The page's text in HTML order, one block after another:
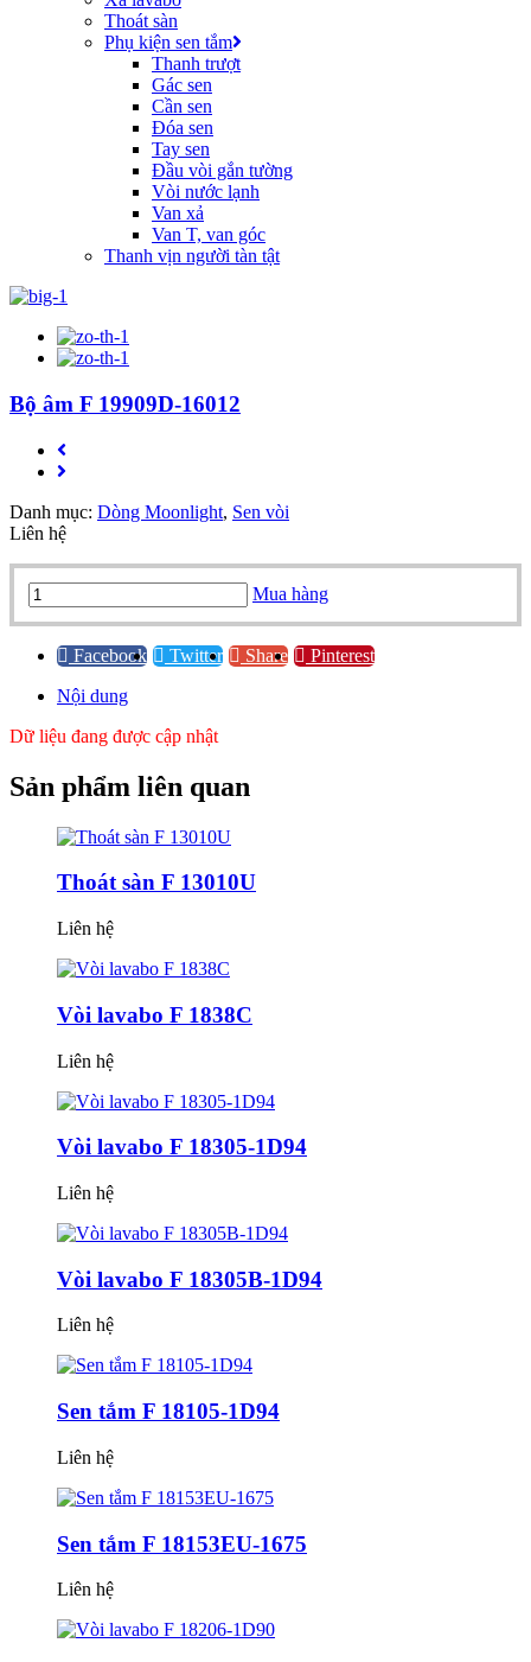
Thoát sàn
Phụ kiện sen tắm
Thanh trượt
Gác sen
Cần sen
Đóa sen
Tay sen
Đầu vòi gắn tường
Vòi nước lạnh
Van xả
Van T, van góc
Thanh vịn người tàn tật
Bộ âm F 19909D-16012
Danh mục: Dòng Moonlight, Sen vòi
Liên hệ
Bộ
âm
19909D-
quantity
Mua hàng
Facebook Twitter Share
Pinterest
Nội dung
Dữ liệu đang được cập nhật
Sản phẩm liên quan
Thoát sàn F 13010U
Liên hệ
Vòi lavabo F 1838C
Liên hệ
Vòi lavabo F 18305-1D94
Liên hệ
Vòi lavabo F 18305B-1D94
Liên hệ
Sen tắm F 18105-1D94
Liên hệ
Sen tắm F 18153EU-1675
Liên hệ